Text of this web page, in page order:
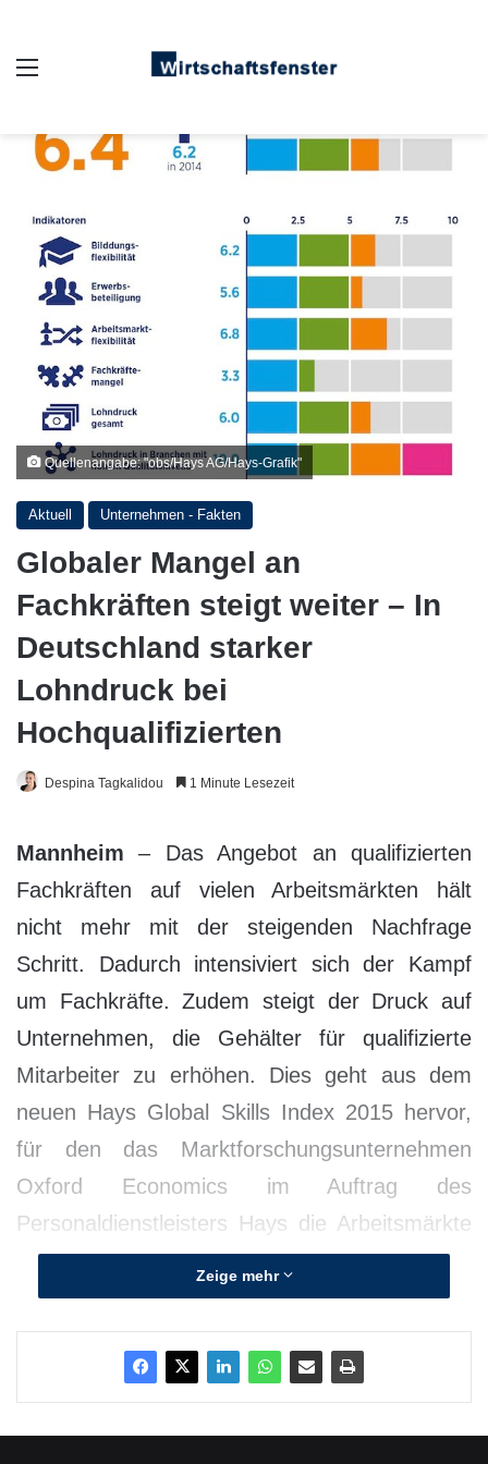
Quellenangabe: "obs/Hays AG/Hays-Grafik"
Aktuell Unternehmen - Fakten
Globaler Mangel an
Fachkräften steigt weiter – In
Deutschland starker
Lohndruck bei
Hochqualifizierten
Despina Tagkalidou 1 Minute Lesezeit
Mannheim – Das Angebot an qualifizierten
Fachkräften auf vielen Arbeitsmärkten hält
nicht mehr mit der steigenden Nachfrage
Schritt. Dadurch intensiviert sich der Kampf
um Fachkräfte. Zudem steigt der Druck auf
Unternehmen, die Gehälter für qualifizierte
Mitarbeiter zu erhöhen. Dies geht aus dem
neuen Hays Global Skills Index 2015 hervor,
für den das Marktforschungsunternehmen
Oxford Economics im Auftrag des
Personaldienstleisters Hays die Arbeitsmärkte
von 31 Ländern analysiert hat.
Arbeitskräftemangel auf Märkten, die im
letzten Jahr stark gewachsen sind, wie die
USA und Großbritannien. In Deutschland ist
Zeige mehr